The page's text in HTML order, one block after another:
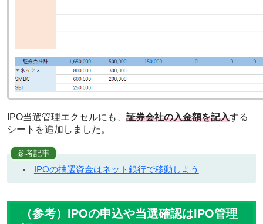
IPO当選管理エクセルにも、 証券会社の入金額を記入する
シートを追加しました。
参考記事
IPOの抽選資金はネット銀行で移動しよう
（参考）IPOの申込や当選確認はIPO管理